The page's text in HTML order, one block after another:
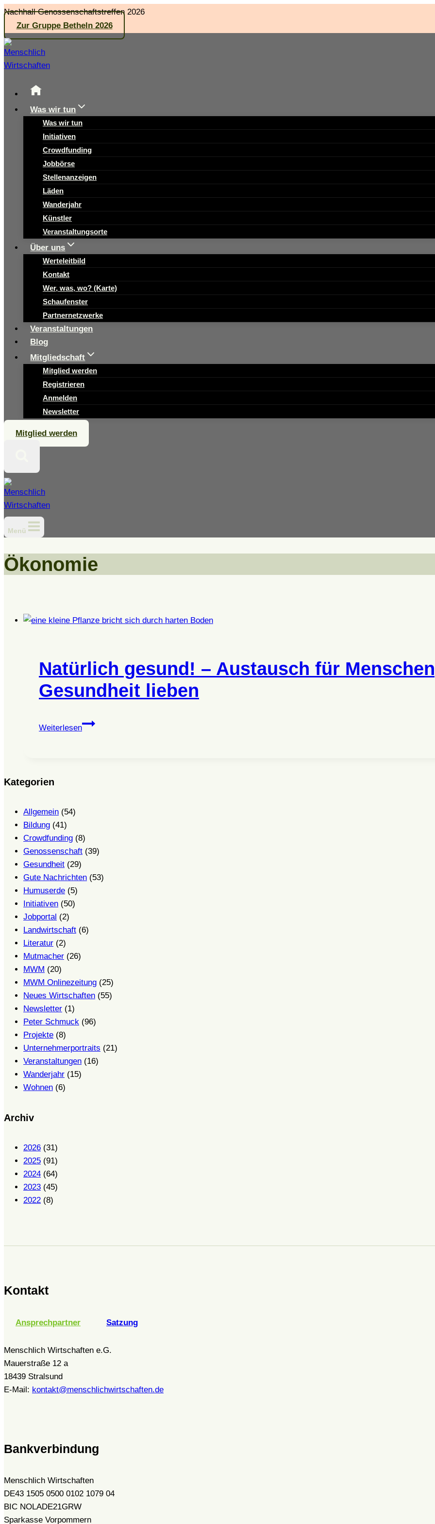
Zum
Inhalt
springen
Nachhall Genossenschaftstreffen 2026
Zur Gruppe Betheln 2026
Was wir tun
Was wir tun
Initiativen
Crowdfunding
Jobbörse
Stellenanzeigen
Läden
Wanderjahr
Künstler
Veranstaltungsorte
Über uns
Werteleitbild
Kontakt
Wer, was, wo? (Karte)
Schaufenster
Partnernetzwerke
Veranstaltungen
Blog
Mitgliedschaft
Mitglied werden
Registrieren
Anmelden
Newsletter
Mitglied werden
Menü
Ökonomie
Natürlich gesund! – Austausch für
Gesundheit lieben
Weiterlesen
Natürlich
Kategorien
Allgemein (54)
Bildung (41)
Crowdfunding (8)
Genossenschaft (39)
Gesundheit (29)
Gute Nachrichten (53)
Humuserde (5)
Initiativen (50)
Jobportal (2)
Landwirtschaft (6)
Literatur (2)
Mutmacher (26)
MWM (20)
MWM Onlinezeitung (25)
Neues Wirtschaften (55)
Newsletter (1)
Peter Schmuck (96)
Projekte (8)
Unternehmerportraits (21)
Veranstaltungen (16)
Wanderjahr (15)
Wohnen (6)
Archiv
2026 (31)
2025 (91)
2024 (64)
2023 (45)
2022 (8)
Kontakt
Ansprechpartner Satzung
Menschlich Wirtschaften e.G.
Mauerstraße 12 a
18439 Stralsund
E-Mail: kontakt@menschlichwirtschaften.de
Bankverbindung
Menschlich Wirtschaften
DE43 1505 0500 0102 1079 04
BIC NOLADE21GRW
Sparkasse Vorpommern